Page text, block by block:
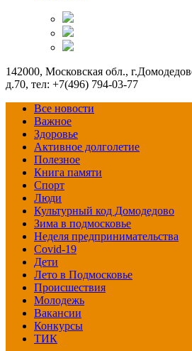
142000, Московская обл.,
д.70, тел: +7(496) 794-03-77
Все новости
Важное
Здоровье
Активное долголетие
Полезное
Книга памяти
Спорт
Люди
Культурный код Домодедово
Зима в подмосковье
Неделя предпринимательства
Covid-19
Дети
Лето в Подмосковье
Происшествия
Молодежь
Вакансии
Конкурсы
ТИК